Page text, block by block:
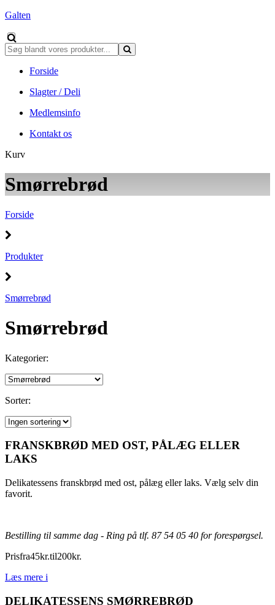
Galten
Forside
Slagter / Deli
Medlemsinfo
Kontakt os
Kurv
Smørrebrød
Forside
Produkter
Smørrebrød
Smørrebrød
Kategorier:
Sorter:
FRANSKBRØD MED OST, PÅLÆG ELLER
LAKS
Delikatessens franskbrød med ost, pålæg eller laks. Vælg selv din
favorit.
Bestilling til samme dag - Ring på tlf. 87 54 05 40 for forespørgsel.
Prisfra45kr.til200kr.
Læs mere i
DELIKATESSENS SMØRREBRØD